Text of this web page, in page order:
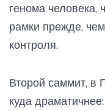
генома человека,
рамки прежде,
контроля.
Второй саммит, в
куда